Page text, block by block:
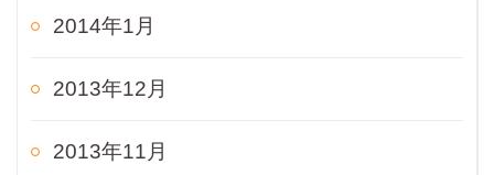
2014年1月
2013年12月
2013年11月